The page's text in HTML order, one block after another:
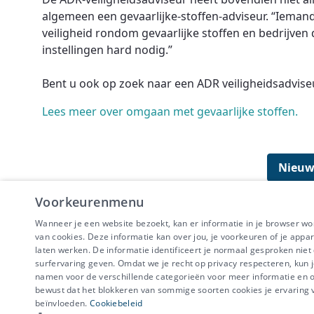
algemeen een gevaarlijke-stoffen-adviseur.
veiligheid rondom gevaarlijke stoffen en
instellingen hard nodig.”
Bent u ook op zoek naar een ADR
Lees meer over omgaan met gevaarlijke stoffen.
IBEVE maakt
Disclaimer-
Voorkeurenmenu
Wanneer je een website bezoekt, kan er informatie in je browser
van cookies. Deze informatie kan over jou, je voorkeuren of je
laten werken. De informatie identificeert je normaal gesproken
surfervaring geven. Omdat we je recht op privacy respecteren,
namen voor de verschillende categorieën voor meer informatie
bewust dat het blokkeren van sommige soorten cookies je
beïnvloeden. Cookiebeleid